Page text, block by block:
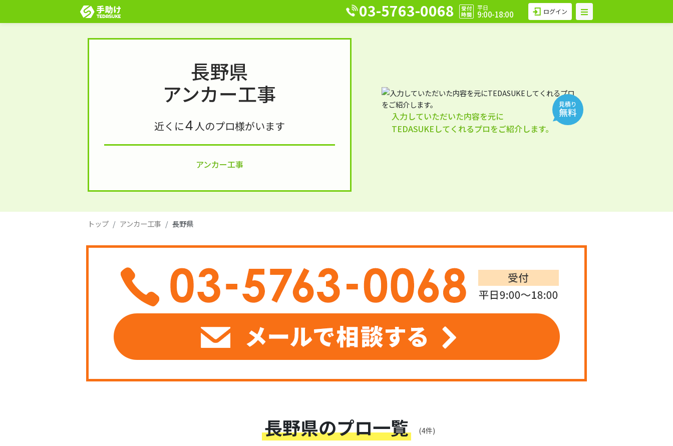
03-5763-0068
受付
時間
平日
9:00-18:00 ログイン
長野県
アンカー工事
近くに4人のプロ様がいます
アンカー工事
見積り
無料
入力していただいた内容を元に
TEDASUKEしてくれるプロをご紹介します。
トップ アンカー工事 長野県
長野県のプロ一覧 (4件)